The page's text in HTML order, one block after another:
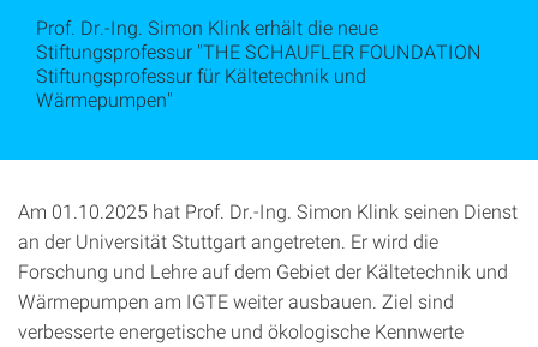
Prof. Dr.-Ing. Simon Klink erhält die neue
Stiftungsprofessur "THE SCHAUFLER FOUNDATION
Stiftungsprofessur für Kältetechnik und
Wärmepumpen"
Am 01.10.2025 hat Prof. Dr.-Ing. Simon Klink seinen Dienst
an der Universität Stuttgart angetreten. Er wird die
Forschung und Lehre auf dem Gebiet der Kältetechnik und
Wärmepumpen am IGTE weiter ausbauen. Ziel sind
verbesserte energetische und ökologische Kennwerte